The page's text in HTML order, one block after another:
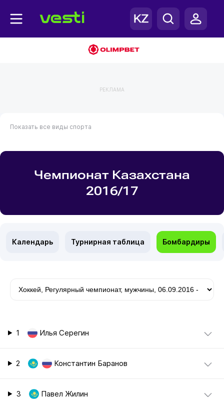
РЕКЛАМА
Показать все виды спорта
Чемпионат Казахстана
2016/17
Календарь Турнирная таблица Бомбардиры
1 Илья Серегин
2 Константин Баранов
3 Павел Жилин